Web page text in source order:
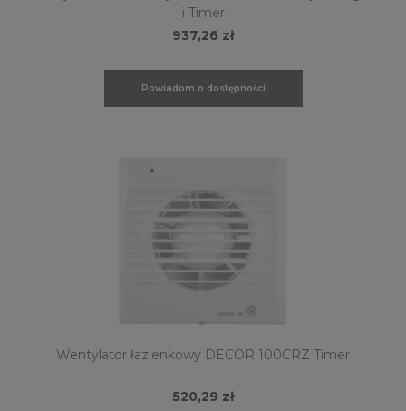
i Timer
937,26 zł
Powiadom o dostępności
Wentylator łazienkowy DECOR 100CRZ Timer
520,29 zł